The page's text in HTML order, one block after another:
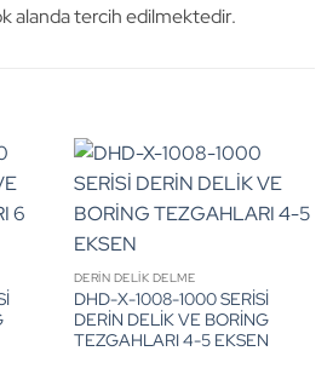
alanda tercih edilmektedir.
DERİN DELİK DELME
DHD-X-1008-1000 SERİSİ
DERİN DELİK VE BORİNG
TEZGAHLARI 4-5 EKSEN